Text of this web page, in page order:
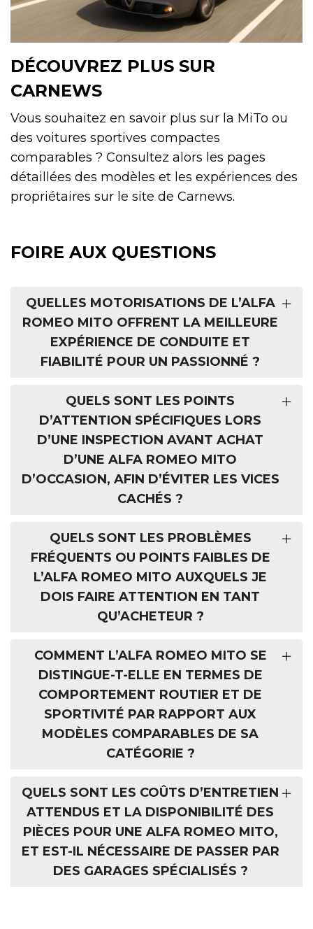
DÉCOUVREZ PLUS SUR
CARNEWS
Vous souhaitez en savoir plus sur la MiTo ou
des voitures sportives compactes
comparables ? Consultez alors les pages
détaillées des modèles et les expériences des
propriétaires sur le site de Carnews.
FOIRE AUX QUESTIONS
QUELLES MOTORISATIONS DE L’ALFA
ROMEO MITO OFFRENT LA MEILLEURE
EXPÉRIENCE DE CONDUITE ET
FIABILITÉ POUR UN PASSIONNÉ ?
QUELS SONT LES POINTS
D’ATTENTION SPÉCIFIQUES LORS
D’UNE INSPECTION AVANT ACHAT
D’UNE ALFA ROMEO MITO
D’OCCASION, AFIN D’ÉVITER LES VICES
CACHÉS ?
QUELS SONT LES PROBLÈMES
FRÉQUENTS OU POINTS FAIBLES DE
L’ALFA ROMEO MITO AUXQUELS JE
DOIS FAIRE ATTENTION EN TANT
QU’ACHETEUR ?
COMMENT L’ALFA ROMEO MITO SE
DISTINGUE-T-ELLE EN TERMES DE
COMPORTEMENT ROUTIER ET DE
SPORTIVITÉ PAR RAPPORT AUX
MODÈLES COMPARABLES DE SA
CATÉGORIE ?
QUELS SONT LES COÛTS D’ENTRETIEN
ATTENDUS ET LA DISPONIBILITÉ DES
PIÈCES POUR UNE ALFA ROMEO MITO,
ET EST-IL NÉCESSAIRE DE PASSER PAR
DES GARAGES SPÉCIALISÉS ?